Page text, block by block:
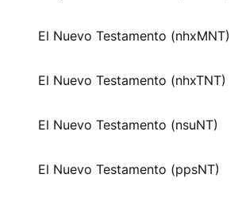
El Nuevo Testamento (nhxMNT)
El Nuevo Testamento (nhxTNT)
El Nuevo Testamento (nsuNT)
El Nuevo Testamento (ppsNT)